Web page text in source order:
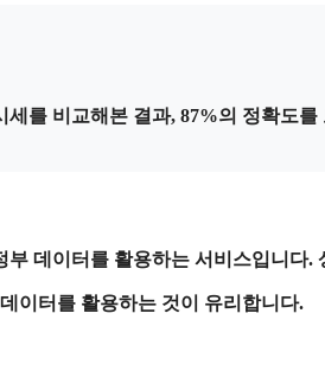
세를 비교해본 결과, 87%의 정확도를
부 데이터를 활용하는 서비스입니다
이터를 활용하는 것이 유리합니다.